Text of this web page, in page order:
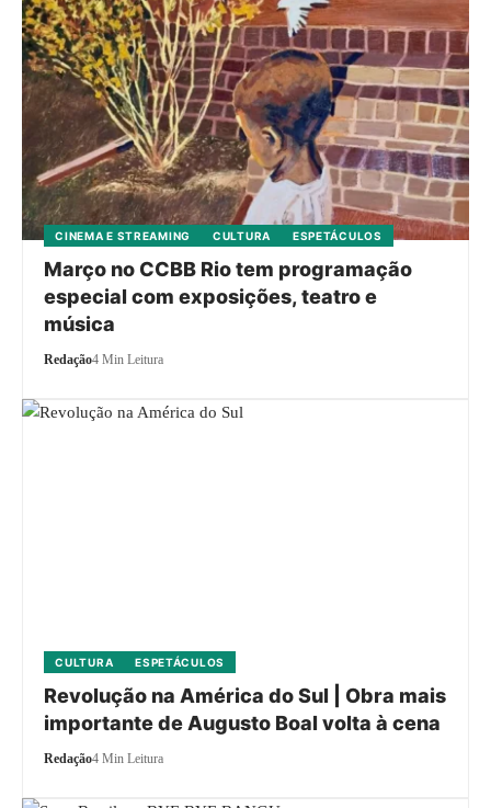
CINEMA E STREAMING CULTURA ESPETÁCULOS
Março no CCBB Rio tem programação
especial com exposições, teatro e
música
Redação4 Min Leitura
CULTURA ESPETÁCULOS
Revolução na América do Sul | Obra mais
importante de Augusto Boal volta à cena
Redação4 Min Leitura